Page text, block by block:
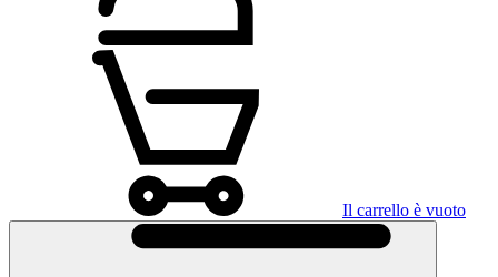
Il carrello è vuoto